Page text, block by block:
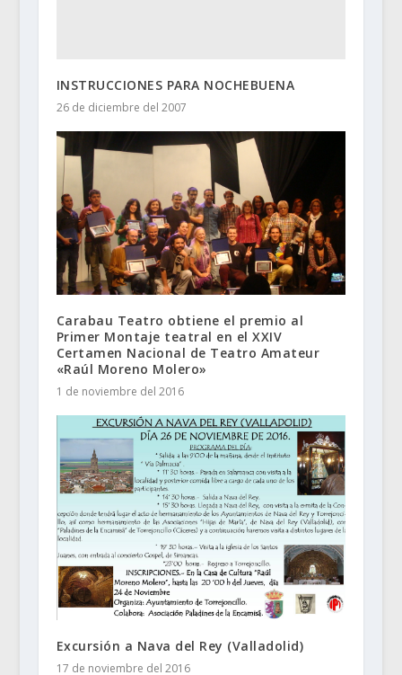
INSTRUCCIONES PARA NOCHEBUENA
26 de diciembre del 2007
Carabau Teatro obtiene el premio al
Primer Montaje teatral en el XXIV
Certamen Nacional de Teatro Amateur
«Raúl Moreno Molero»
1 de noviembre del 2016
Excursión a Nava del Rey (Valladolid)
17 de noviembre del 2016